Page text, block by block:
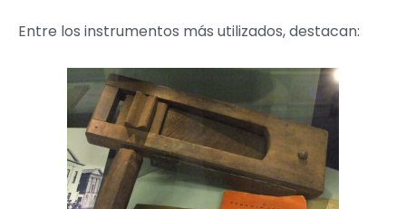
Entre los instrumentos más utilizados, destacan: